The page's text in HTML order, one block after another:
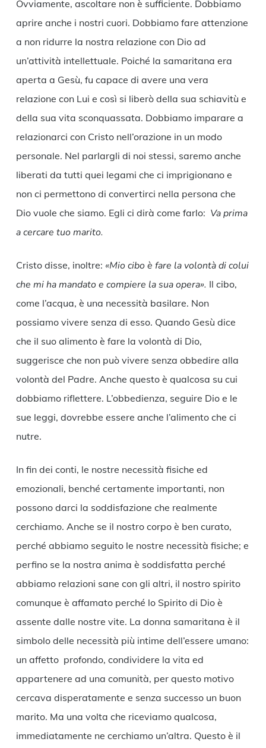
Ovviamente, ascoltare non è sufficiente. Dobbiamo
aprire anche i nostri cuori. Dobbiamo fare attenzione
a non ridurre la nostra relazione con Dio ad
un’attività intellettuale. Poiché la samaritana era
aperta a Gesù, fu capace di avere una vera
relazione con Lui e così si liberò della sua schiavitù e
della sua vita sconquassata. Dobbiamo imparare a
relazionarci con Cristo nell’orazione in un modo
personale. Nel parlargli di noi stessi, saremo anche
liberati da tutti quei legami che ci imprigionano e
non ci permettono di convertirci nella persona che
Dio vuole che siamo. Egli ci dirà come farlo: Va prima
a cercare tuo marito.
Cristo disse, inoltre: «Mio cibo è fare la volontà di colui
che mi ha mandato e compiere la sua opera». Il cibo,
come l’acqua, è una necessità basilare. Non
possiamo vivere senza di esso. Quando Gesù dice
che il suo alimento è fare la volontà di Dio,
suggerisce che non può vivere senza obbedire alla
volontà del Padre. Anche questo è qualcosa su cui
dobbiamo riflettere. L’obbedienza, seguire Dio e le
sue leggi, dovrebbe essere anche l’alimento che ci
nutre.
In fin dei conti, le nostre necessità fisiche ed
emozionali, benché certamente importanti, non
possono darci la soddisfazione che realmente
cerchiamo. Anche se il nostro corpo è ben curato,
perché abbiamo seguito le nostre necessità fisiche; e
perfino se la nostra anima è soddisfatta perché
abbiamo relazioni sane con gli altri, il nostro spirito
comunque è affamato perché lo Spirito di Dio è
assente dalle nostre vite. La donna samaritana è il
simbolo delle necessità più intime dell’essere umano:
un affetto profondo, condividere la vita ed
appartenere ad una comunità, per questo motivo
cercava disperatamente e senza successo un buon
marito. Ma una volta che riceviamo qualcosa,
immediatamente ne cerchiamo un’altra. Questo è il